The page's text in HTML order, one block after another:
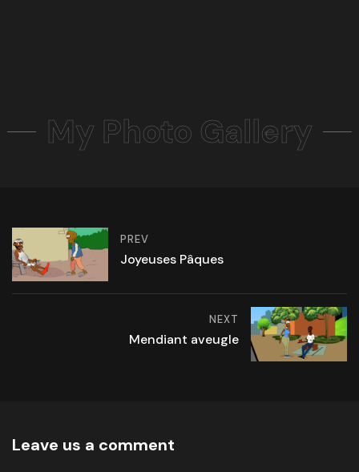
My Photo Gallery
PREV
Joyeuses Pâques
NEXT
Mendiant aveugle
Leave us a comment